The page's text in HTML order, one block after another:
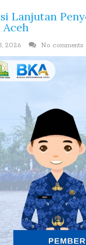
Lanjutan
Aceh
2026 No comments